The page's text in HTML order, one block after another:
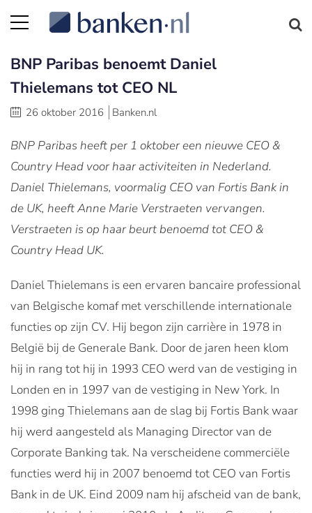
BNP Paribas benoemt Daniel
Thielemans tot CEO NL
26 oktober 2016 Banken.nl
BNP Paribas heeft per 1 oktober een nieuwe CEO &
Country Head voor haar activiteiten in Nederland.
Daniel Thielemans, voormalig CEO van Fortis Bank in
de UK, heeft Anne Marie Verstraeten vervangen.
Verstraeten is op haar beurt benoemd tot CEO &
Country Head UK.
Daniel Thielemans is een ervaren bancaire professional
van Belgische komaf met verschillende internationale
functies op zijn CV. Hij begon zijn carrière in 1978 in
België bij de Generale Bank. Door de jaren heen klom
hij in rang tot hij in 1993 CEO werd van de vestiging in
Londen en in 1997 van de vestiging in New York. In
1998 ging Thielemans aan de slag bij Fortis Bank waar
hij werd aangesteld als Managing Director van de
Corporate Banking tak. Na verscheidene commerciële
functies werd hij in 2007 benoemd tot CEO van Fortis
Bank in de UK. Eind 2009 nam hij afscheid van de bank,